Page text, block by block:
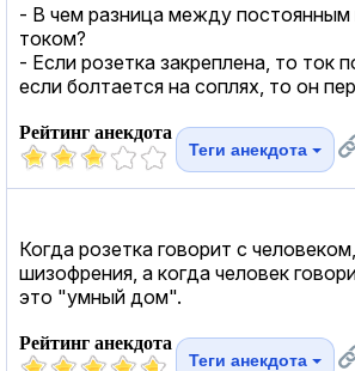
- В чем разница между
током?
- Если розетка закреплена, то ток
если болтается на соплях, то он
Рейтинг анекдота
Теги анекдота
Когда розетка говорит с
шизофрения, а когда человек
это "умный дом".
Рейтинг анекдота
Теги анекдота